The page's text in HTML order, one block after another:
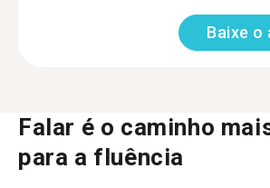
Baixe o
Falar é o caminho
para a fluência